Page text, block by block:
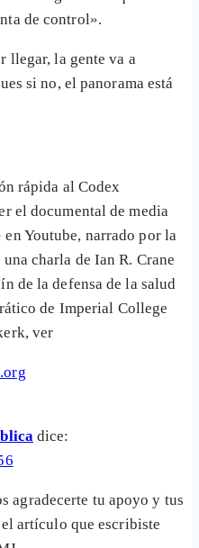
de control».
llegar, la gente va a
si no, el panorama está
rápida al Codex
el documental de media
Youtube, narrado por la
charla de Ian R. Crane
de la defensa de la salud
de Imperial College
ver
dice:
agradecerte tu apoyo y tus
artículo que escribiste